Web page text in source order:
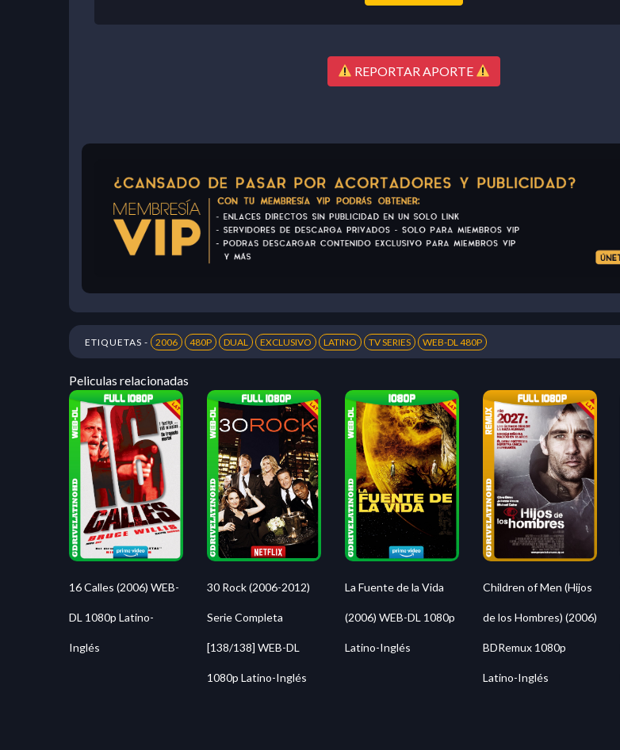
ENLACES PÚBLICOS
ETIQUETAS - 2006 480P DUAL EXCLUSIVO LATINO TV SERIES WEB-DL 480P
Peliculas relacionadas
16 Calles (2006) WEB- 30 Rock (2006-2012)
Serie Completa
La Fuente de la Vida Children of Men (Hijos
de los Hombres) (2006)